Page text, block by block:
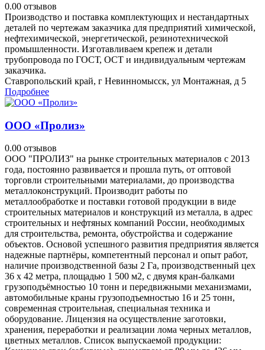
0.00 отзывов
Производство и поставка комплектующих и нестандартных
деталей по чертежам заказчика для предприятий химической,
нефтехимической, энергетической, резинотехнической
промышленности. Изготавливаем крепеж и детали
трубопровода по ГОСТ, ОСТ и индивидуальным чертежам
заказчика.
Ставропольский край, г Невинномысск, ул Монтажная, д 5
Подробнее
ООО «Пролиз»
0.00 отзывов
ООО "ПРОЛИЗ" на рынке строительных материалов с 2013
года, постоянно развивается и прошла путь, от оптовой
торговли строительными материалами, до производства
металлоконструкций. Производит работы по
металлообработке и поставки готовой продукции в виде
строительных материалов и конструкций из металла, в адрес
строительных и нефтяных компаний России, необходимых
для строительства, ремонта, обустройства и содержание
объектов. Основой успешного развития предприятия является
надежные партнёры, компетентный персонал и опыт работ,
наличие производственной базы 2 Га, производственный цех
36 х 42 метра, площадью 1 500 м2, с двумя кран-балками
грузоподъёмностью 10 тонн и передвижными механизмами,
автомобильные краны грузоподъемностью 16 и 25 тонн,
современная строительная, специальная техника и
оборудование. Лицензия на осуществление заготовки,
хранения, переработки и реализации лома черных металлов,
цветных металлов. Список выпускаемой продукции: